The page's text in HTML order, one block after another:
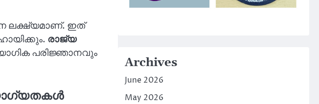
ലക്ഷ്യമാണ്. ഇത്
രാജ്യ
പരിജ്ഞാനവും
Archives
June 2026
May 2026